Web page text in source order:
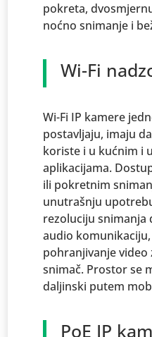
pokreta,
noćno snimanje i
Wi-Fi
Wi-Fi IP kamere
postavljaju, imaju
koriste i u kućnim i
aplikacijama.
ili pokretnim
unutrašnju
rezoluciju snimanja
audio
pohranjivanje video
snimač. Prostor se
daljinski putem
PoE IP